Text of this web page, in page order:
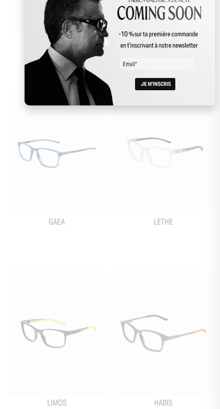
GALAR GERYON
GAEA LETHE
LIMOS HABIS
-10 % sur ta première commande
en t’inscrivant à notre newsletter